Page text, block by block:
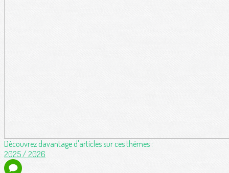
Découvrez davantage d'articles sur ces thèmes :
2025 / 2026